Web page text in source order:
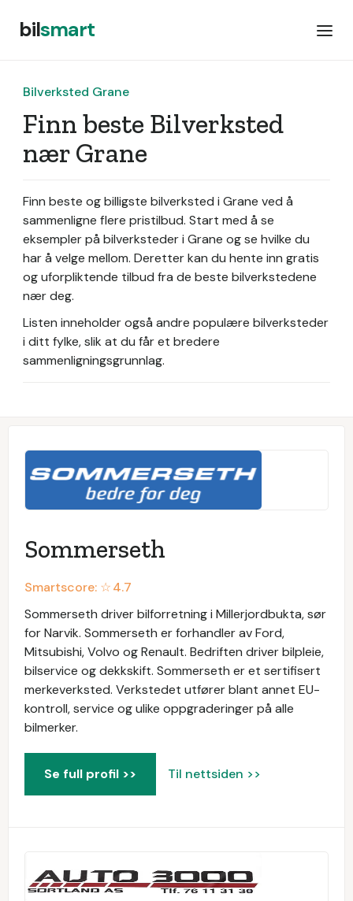
bilsmart
Bilverksted Grane
Finn beste Bilverksted
nær Grane
Finn beste og billigste bilverksted i Grane ved å
sammenligne flere pristilbud. Start med å se
eksempler på bilverksteder i Grane og se hvilke du
har å velge mellom. Deretter kan du hente inn gratis
og uforpliktende tilbud fra de beste bilverkstedene
nær deg.
Listen inneholder også andre populære bilverksteder
i ditt fylke, slik at du får et bredere
sammenligningsgrunnlag.
Sommerseth
Smartscore: ☆4.7
Sommerseth driver bilforretning i Millerjordbukta, sør
for Narvik. Sommerseth er forhandler av Ford,
Mitsubishi, Volvo og Renault. Bedriften driver bilpleie,
bilservice og dekkskift. Sommerseth er et sertifisert
merkeverksted. Verkstedet utfører blant annet EU-
kontroll, service og ulike oppgraderinger på alle
bilmerker.
Se full profil >> Til nettsiden >>